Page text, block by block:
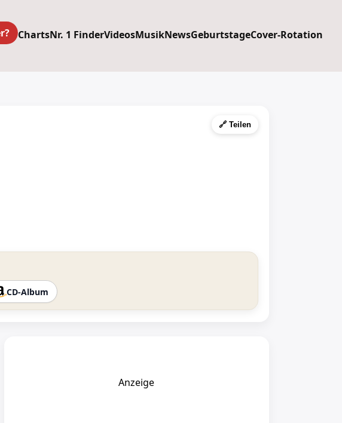
ChartsNr. 1 FinderVideosMusikNewsGeburtstageCover-Rotation
🔗 Teilen
CD-Album
Anzeige